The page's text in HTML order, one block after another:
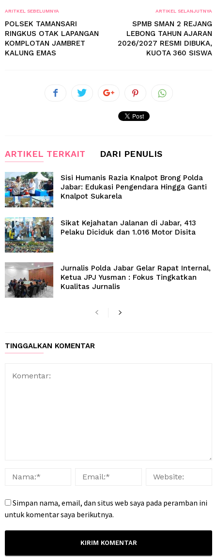
ARITKEL SEBELUMNYA
POLSEK TAMANSARI
RINGKUS OTAK LAPANGAN
KOMPLOTAN JAMBRET
KALUNG EMAS
ARTIKEL SELANJUTNYA
SPMB SMAN 2 REJANG
LEBONG TAHUN AJARAN
2026/2027 RESMI DIBUKA,
KUOTA 360 SISWA
ARTIKEL TERKAIT DARI PENULIS
Sisi Humanis Razia Knalpot Brong Polda
Jabar: Edukasi Pengendara Hingga Ganti
Knalpot Sukarela
Sikat Kejahatan Jalanan di Jabar, 413
Pelaku Diciduk dan 1.016 Motor Disita
Jurnalis Polda Jabar Gelar Rapat Internal,
Ketua JPJ Yusman : Fokus Tingkatkan
Kualitas Jurnalis
TINGGALKAN KOMENTAR
Simpan nama, email, dan situs web saya pada peramban ini
untuk komentar saya berikutnya.